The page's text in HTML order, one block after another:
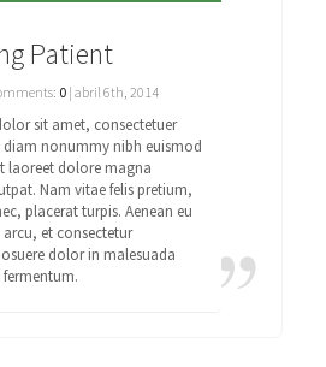
Patient
0 | abril 6th, 2014
sit amet, consectetuer
diam nonummy nibh euismod
laoreet dolore magna
Nam vitae felis pretium,
placerat turpis. Aenean eu
et consectetur
dolor in malesuada
fermentum.